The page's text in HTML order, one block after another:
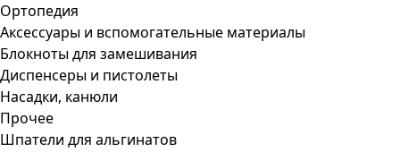
Ортопедия
Аксессуары и вспомогательные материалы
Блокноты для замешивания
Диспенсеры и пистолеты
Насадки, канюли
Прочее
Шпатели для альгинатов